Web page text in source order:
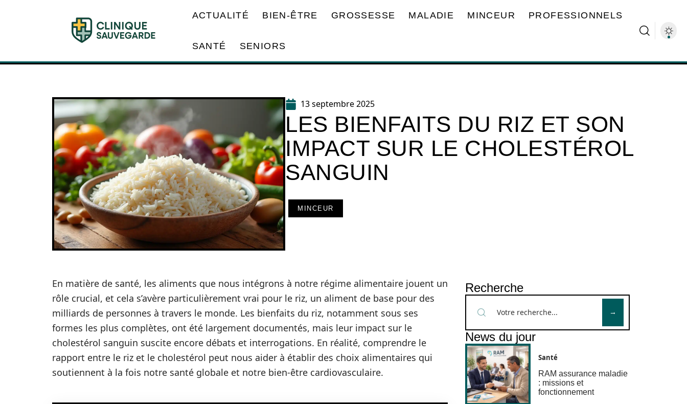
ACTUALITÉ BIEN-ÊTRE GROSSESSE MALADIE MINCEUR PROFESSIONNELS
SANTÉ SENIORS
13 septembre 2025
LES BIENFAITS DU RIZ ET SON
IMPACT SUR LE CHOLESTÉROL
SANGUIN
MINCEUR
En matière de santé, les aliments que nous intégrons à notre régime alimentaire jouent un
rôle crucial, et cela s’avère particulièrement vrai pour le riz, un aliment de base pour des
milliards de personnes à travers le monde. Les bienfaits du riz, notamment sous ses
formes les plus complètes, ont été largement documentés, mais leur impact sur le
cholestérol sanguin suscite encore débats et interrogations. En réalité, comprendre le
rapport entre le riz et le cholestérol peut nous aider à établir des choix alimentaires qui
soutiennent à la fois notre santé globale et notre bien-être cardiovasculaire.
Recherche
News du jour
Santé
RAM assurance maladie
: missions et
fonctionnement